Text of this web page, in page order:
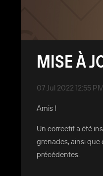
MISE À
07 Jul 2022 12:55
Amis !
Un correctif a été
grenades, ainsi que
précédentes.